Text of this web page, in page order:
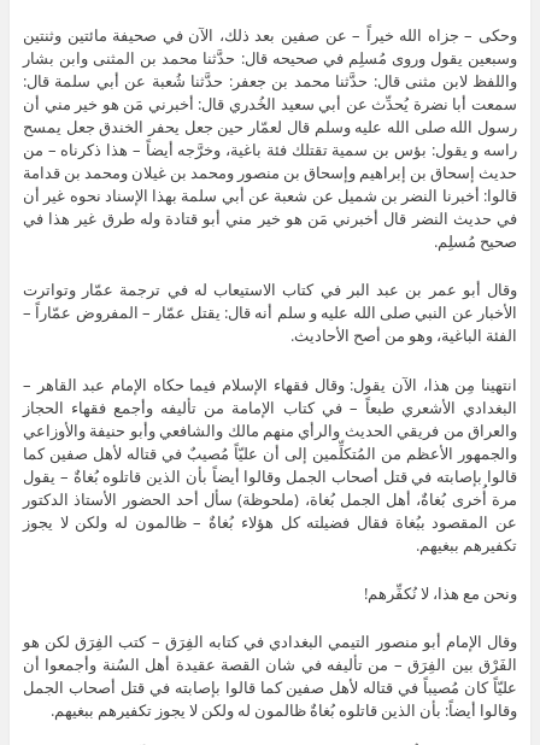
وحكى – جزاه الله خيراً – عن صفين بعد ذلك، الآن في صحيفة مائتين وثنتين
وسبعين يقول وروى مُسلِم في صحيحه قال: حدَّثنا محمد بن المثنى وابن بشار
واللفظ لابن مثنى قال: حدَّثنا محمد بن جعفر: حدَّثنا شُعبة عن أبي سلمة قال:
سمعت أبا نضرة يُحدِّث عن أبي سعيد الخُدري قال: أخبرني مَن هو خير مني أن
رسول الله صلى الله عليه وسلم قال لعمّار حين جعل يحفر الخندق جعل يمسح
راسه و يقول: بؤس بن سمية تقتلك فئة باغية، وخرَّجه أيضاً – هذا ذكرناه – من
حديث إسحاق بن إبراهيم وإسحاق بن منصور ومحمد بن غيلان ومحمد بن قدامة
قالوا: أخبرنا النضر بن شميل عن شعبة عن أبي سلمة بهذا الإسناد نحوه غير أن
في حديث النضر قال أخبرني مَن هو خير مني أبو قتادة وله طرق غير هذا في
صحيح مُسلِم.
وقال أبو عمر بن عبد البر في كتاب الاستيعاب له في ترجمة عمّار وتواترت
الأخبار عن النبي صلى الله عليه و سلم أنه قال: يقتل عمّار – المفروض عمّاراً –
الفئة الباغية، وهو من أصح الأحاديث.
انتهينا مِن هذا، الآن يقول: وقال فقهاء الإسلام فيما حكاه الإمام عبد القاهر –
البغدادي الأشعري طبعاً – في كتاب الإمامة من تأليفه وأجمع فقهاء الحجاز
والعراق من فريقي الحديث والرأي منهم مالك والشافعي وأبو حنيفة والأوزاعي
والجمهور الأعظم من المُتكلِّمين إلى أن عليّاً مُصيبٌ في قتاله لأهل صفين كما
قالوا بإصابته في قتل أصحاب الجمل وقالوا أيضاً بأن الذين قاتلوه بُغاةٌ – يقول
مرة أُخرى بُغاةٌ، أهل الجمل بُغاة، (ملحوظة) سأل أحد الحضور الأستاذ الدكتور
عن المقصود ببُغاة فقال فضيلته كل هؤلاء بُغاةٌ – ظالمون له ولكن لا يجوز
تكفيرهم ببغيهم.
ونحن مع هذا، لا نُكفِّرهم!
وقال الإمام أبو منصور التيمي البغدادي في كتابه الفِرَق – كتب الفِرَق لكن هو
الفَرْق بين الفِرَق – من تأليفه في شان القصة عقيدة أهل السُنة وأجمعوا أن
عليّاً كان مُصيباً في قتاله لأهل صفين كما قالوا بإصابته في قتل أصحاب الجمل
وقالوا أيضاً: بأن الذين قاتلوه بُغاةٌ ظالمون له ولكن لا يجوز تكفيرهم ببغيهم.